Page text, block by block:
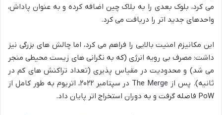
می کرد، بلوک بعدی را به بلاک چین اضافه کرده و به عنوان پاداش،
واحدهای جدید اتر را دریافت می کرد.
این مکانیزم امنیت بالایی را فراهم می کرد، اما چالش های بزرگی نیز
داشت: مصرف بی رویه انرژی (که به نگرانی های زیست محیطی منجر
می شد) و محدودیت در مقیاس پذیری (تعداد تراکنش های کم در
ثانیه). پس از The Merge در سپتامبر ۲۰۲۲، اتریوم به طور کامل از
PoW فاصله گرفت و به دوران استخراج اتر پایان داد.